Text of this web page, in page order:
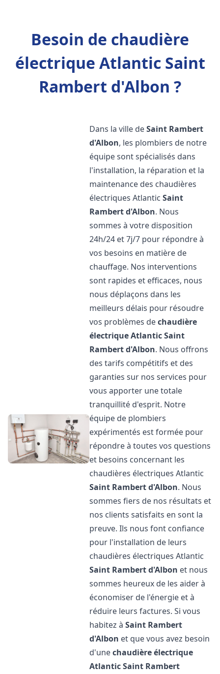
Besoin de chaudière
électrique Atlantic Saint
Rambert d'Albon ?
Dans la ville deSaint Rambert
d'Albon, les plombiers de notre
équipe sont spécialisés dans
l'installation, la réparation et la
maintenance des chaudières
électriques AtlanticSaint
Rambert d'Albon. Nous
sommes à votre disposition
24h/24 et 7j/7 pour répondre à
vos besoins en matière de
chauffage. Nos interventions
sont rapides et efficaces, nous
nous déplaçons dans les
meilleurs délais pour résoudre
vos problèmes dechaudière
électrique AtlanticSaint
Rambert d'Albon. Nous offrons
des tarifs compétitifs et des
garanties sur nos services pour
vous apporter une totale
tranquillité d'esprit. Notre
équipe de plombiers
expérimentés est formée pour
répondre à toutes vos questions
et besoins concernant les
chaudières électriques Atlantic
Saint Rambert d'Albon. Nous
sommes fiers de nos résultats et
nos clients satisfaits en sont la
preuve. Ils nous font confiance
pour l'installation de leurs
chaudières électriques Atlantic
Saint Rambert d'Albon et nous
sommes heureux de les aider à
économiser de l'énergie et à
réduire leurs factures. Si vous
habitez àSaint Rambert
d'Albon et que vous avez besoin
d'unechaudière électrique
AtlanticSaint Rambert